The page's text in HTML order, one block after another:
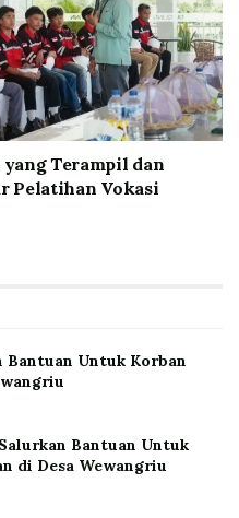
Terampil dan
Pelatihan Vokasi
Bantuan Untuk Korban
Bantuan Untuk
di Desa Wewangriu